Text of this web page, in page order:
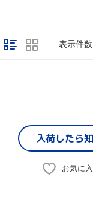
表示件数
入荷したら
お気に